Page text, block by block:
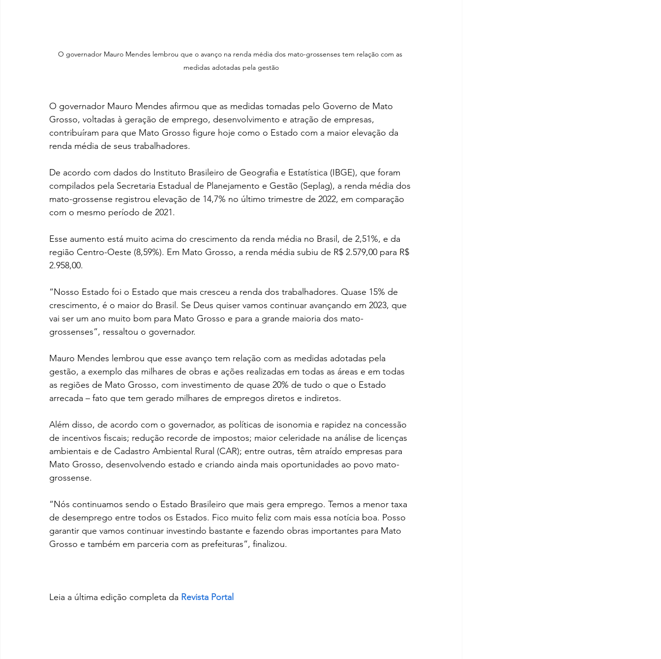
O governador Mauro Mendes lembrou que o avanço na renda média dos mato-grossenses tem relação com as
medidas adotadas pela gestão
O governador Mauro Mendes afirmou que as medidas tomadas pelo Governo de Mato
Grosso, voltadas à geração de emprego, desenvolvimento e atração de empresas,
contribuíram para que Mato Grosso figure hoje como o Estado com a maior elevação da
renda média de seus trabalhadores.
De acordo com dados do Instituto Brasileiro de Geografia e Estatística (IBGE), que foram
compilados pela Secretaria Estadual de Planejamento e Gestão (Seplag), a renda média dos
mato-grossense registrou elevação de 14,7% no último trimestre de 2022, em comparação
com o mesmo período de 2021.
Esse aumento está muito acima do crescimento da renda média no Brasil, de 2,51%, e da
região Centro-Oeste (8,59%). Em Mato Grosso, a renda média subiu de R$ 2.579,00 para R$
2.958,00.
“Nosso Estado foi o Estado que mais cresceu a renda dos trabalhadores. Quase 15% de
crescimento, é o maior do Brasil. Se Deus quiser vamos continuar avançando em 2023, que
vai ser um ano muito bom para Mato Grosso e para a grande maioria dos mato-
grossenses”, ressaltou o governador.
Mauro Mendes lembrou que esse avanço tem relação com as medidas adotadas pela
gestão, a exemplo das milhares de obras e ações realizadas em todas as áreas e em todas
as regiões de Mato Grosso, com investimento de quase 20% de tudo o que o Estado
arrecada – fato que tem gerado milhares de empregos diretos e indiretos.
Além disso, de acordo com o governador, as políticas de isonomia e rapidez na concessão
de incentivos fiscais; redução recorde de impostos; maior celeridade na análise de licenças
ambientais e de Cadastro Ambiental Rural (CAR); entre outras, têm atraído empresas para
Mato Grosso, desenvolvendo estado e criando ainda mais oportunidades ao povo mato-
grossense.
“Nós continuamos sendo o Estado Brasileiro que mais gera emprego. Temos a menor taxa
de desemprego entre todos os Estados. Fico muito feliz com mais essa notícia boa. Posso
garantir que vamos continuar investindo bastante e fazendo obras importantes para Mato
Grosso e também em parceria com as prefeituras”, finalizou.
Leia a última edição completa da Revista Portal